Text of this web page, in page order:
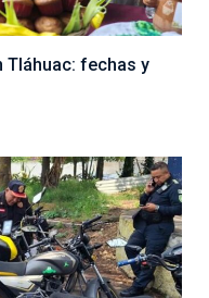
Tláhuac: fechas y